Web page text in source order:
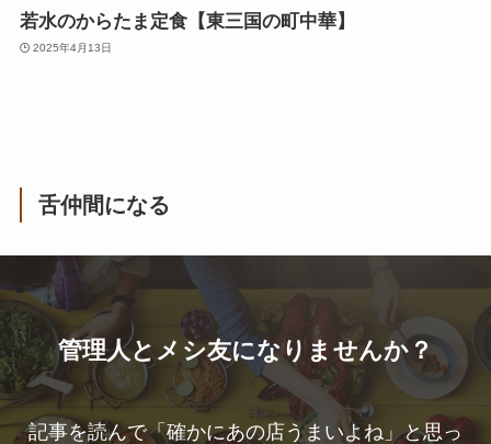
若水のからたま定食【東三国の町中華】
2025年4月13日
舌仲間になる
管理人とメシ友になりませんか？
記事を読んで「確かにあの店うまいよね」と思っ